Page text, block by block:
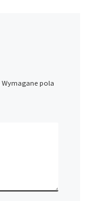
Wymagane pola